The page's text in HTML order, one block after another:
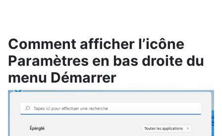
Comment afficher l’icône
Paramètres en bas droite du
menu Démarrer